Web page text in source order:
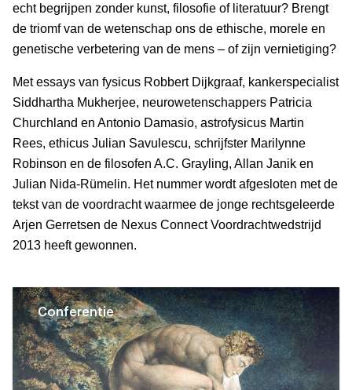
echt begrijpen zonder kunst, filosofie of literatuur? Brengt
de triomf van de wetenschap ons de ethische, morele en
genetische verbetering van de mens – of zijn vernietiging?
Met essays van fysicus Robbert Dijkgraaf, kankerspecialist
Siddhartha Mukherjee, neurowetenschappers Patricia
Churchland en Antonio Damasio, astrofysicus Martin
Rees, ethicus Julian Savulescu, schrijfster Marilynne
Robinson en de filosofen A.C. Grayling, Allan Janik en
Julian Nida-Rümelin. Het nummer wordt afgesloten met de
tekst van de voordracht waarmee de jonge rechtsgeleerde
Arjen Gerretsen de Nexus Connect Voordrachtwedstrijd
2013 heeft gewonnen.
Conferentie